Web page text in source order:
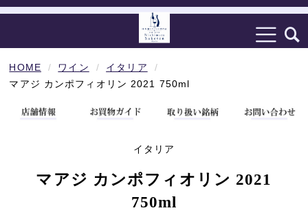
HOME ワイン
イタリア
マアジ カンポフィオリン 2021 750ml
イタリア
マアジ カンポフィオリン 2021
750ml